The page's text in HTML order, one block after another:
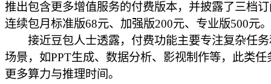
推出包含更多增值服务的付费版本，并披露了三档
连续包月标准版68元、加强版200元、专业版500元。
接近豆包人士透露，付费功能主要专注复杂任务
场景，如PPT生成、数据分析、影视制作等，此类任
更多算力与推理时间。